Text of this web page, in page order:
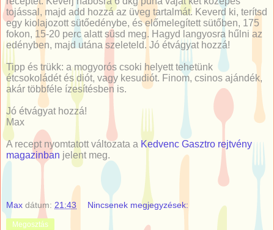
tojással, majd add hozzá az üveg tartalmát. Keverd ki, terítsd
egy kiolajozott sütőedénybe, és előmelegített sütőben, 175
fokon, 15-20 perc alatt süsd meg. Hagyd langyosra hűlni az
edényben, majd utána szeleteld. Jó étvágyat hozzá!
Tipp és trükk: a mogyorós csoki helyett tehetünk
étcsokoládét és diót, vagy kesudiót. Finom, csinos ajándék,
akár többféle ízesítésben is.
Jó étvágyat hozzá!
Max
A recept nyomtatott változata a Kedvenc Gasztro rejtvény
magazinban jelent meg.
Max dátum: 21:43 Nincsenek megjegyzések:
Megosztás